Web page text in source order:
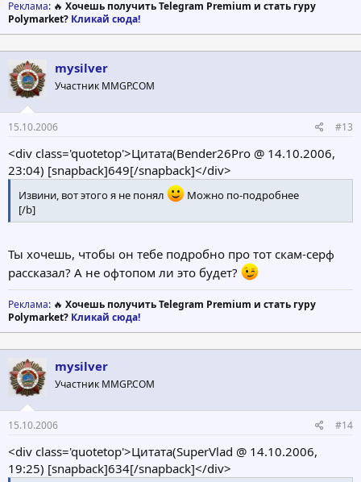
первого цикла и закрылся...
[/b]
Реклама: 🔥 Хочешь получить Telegram Premium и стать гуру
Polymarket? Кликай сюда!
mysilver
Участник MMGP.COM
15.10.2006 #13
<div class='quotetop'>Цитата(Bender26Pro @ 14.10.2006,
23:04) [snapback]649[/snapback]</div>
Извини, вот этого я не понял
Можно по-подробнее
[/b]
Ты хочешь, чтобы он тебе подробно про тот скам-серф
рассказал? А не офтопом ли это будет?
Реклама: 🔥 Хочешь получить Telegram Premium и стать гуру
Polymarket? Кликай сюда!
mysilver
Участник MMGP.COM
15.10.2006 #14
<div class='quotetop'>Цитата(SuperVlad @ 14.10.2006,
19:25) [snapback]634[/snapback]</div>